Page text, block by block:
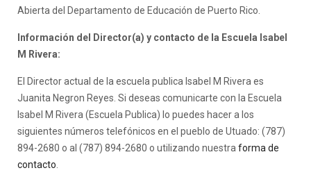
Abierta del Departamento de Educación de Puerto Rico.
Información del Director(a) y contacto de la Escuela Isabel
M Rivera:
El Director actual de la escuela publica Isabel M Rivera es
Juanita Negron Reyes. Si deseas comunicarte con la Escuela
Isabel M Rivera (Escuela Publica) lo puedes hacer a los
siguientes números telefónicos en el pueblo de Utuado: (787)
894-2680 o al (787) 894-2680 o utilizando nuestra forma de
contacto